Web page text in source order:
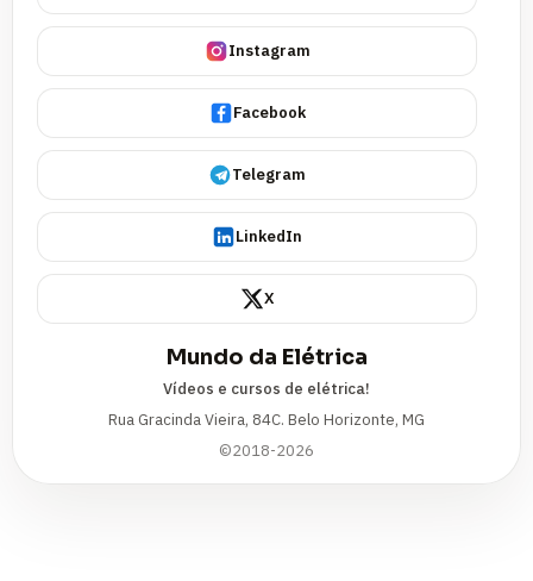
Instagram
Facebook
Telegram
LinkedIn
X
Mundo da Elétrica
Vídeos e cursos de elétrica!
Rua Gracinda Vieira, 84C. Belo Horizonte, MG
©2018-2026